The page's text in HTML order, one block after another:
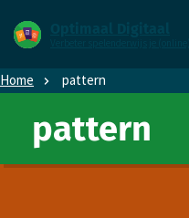
naar
de
Home pattern
pattern
Footer